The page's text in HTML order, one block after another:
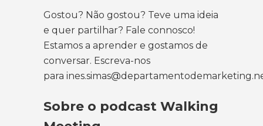
Gostou? Não gostou? Teve uma ideia
e quer partilhar? Fale connosco!
Estamos a aprender e gostamos de
conversar. Escreva-nos
para
Sobre o podcast Walking